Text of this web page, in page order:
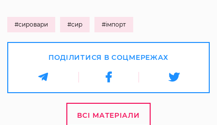
#сировари #сир #імпорт
ПОДІЛИТИСЯ В СОЦМЕРЕЖАХ
ВСІ МАТЕРІАЛИ